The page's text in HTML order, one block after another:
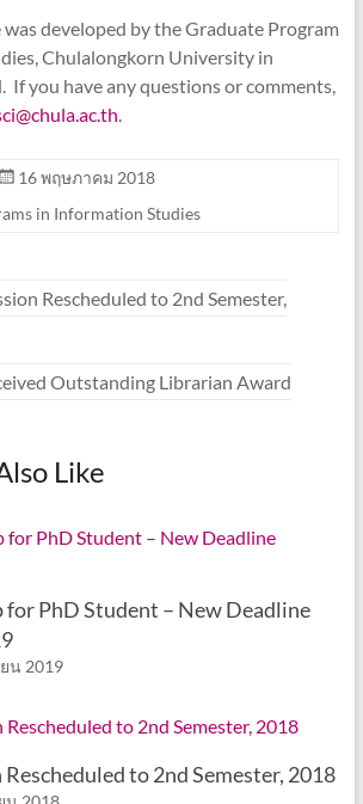
developed by the Graduate Program
Chulalongkorn University in
If you have any questions or comments,
.
16 พฤษภาคม 2018
in Information Studies
Rescheduled to 2nd Semester,
Outstanding Librarian Award
Like
for PhD Student – New Deadline
น 2019
to 2nd Semester, 2018